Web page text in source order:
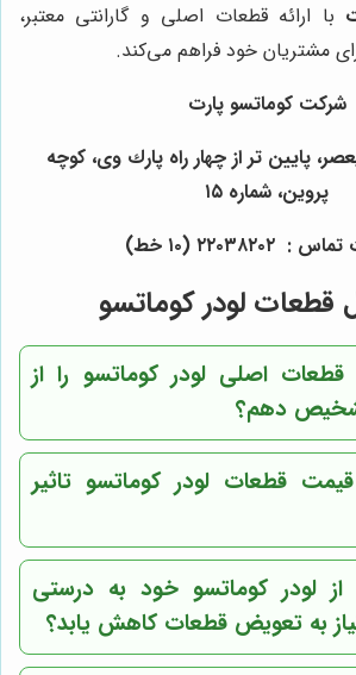
با ارائه قطعات اصلی و گارانتی معتبر،
مشتریان خود فراهم می‌کند.
شرکت کوماتسو پارت
پايين تر از چهار راه پارك وى، كوچه
پروين، شماره ١٥
: ٢٢٠٣٨٢٠٢ (١٠ خط)
قطعات لودر کوماتسو
اصلی لودر کوماتسو را از
دهم؟
قطعات لودر کوماتسو تاثیر
از لودر کوماتسو خود به درستی
به تعویض قطعات کاهش یابد؟